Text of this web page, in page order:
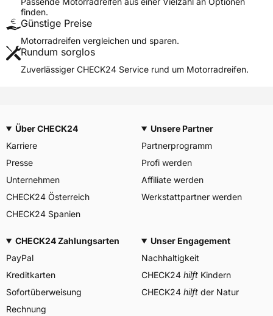
Reifenposition
Motorradtyp
Crossover
Weitere Eigenschaften
Allgemeine Produktsicherheit (GPSR)
Herstellerkontakt
YOKOHAMA TWS
finden.
Günstige Preise
Motorradreifen vergleichen und sparen.
Rundum sorglos
Zuverlässiger CHECK24 Service rund um Motorradreifen.
Über CHECK24
Karriere
Presse
Unternehmen
CHECK24 Österreich
CHECK24 Spanien
Unsere Partner
Partnerprogramm
Profi werden
Affiliate werden
Werkstattpartner werden
CHECK24 Zahlungsarten
PayPal
Kreditkarten
Sofortüberweisung
Rechnung
Unser Engagement
Nachhaltigkeit
CHECK24 hilft Kindern
CHECK24 hilft der Natur